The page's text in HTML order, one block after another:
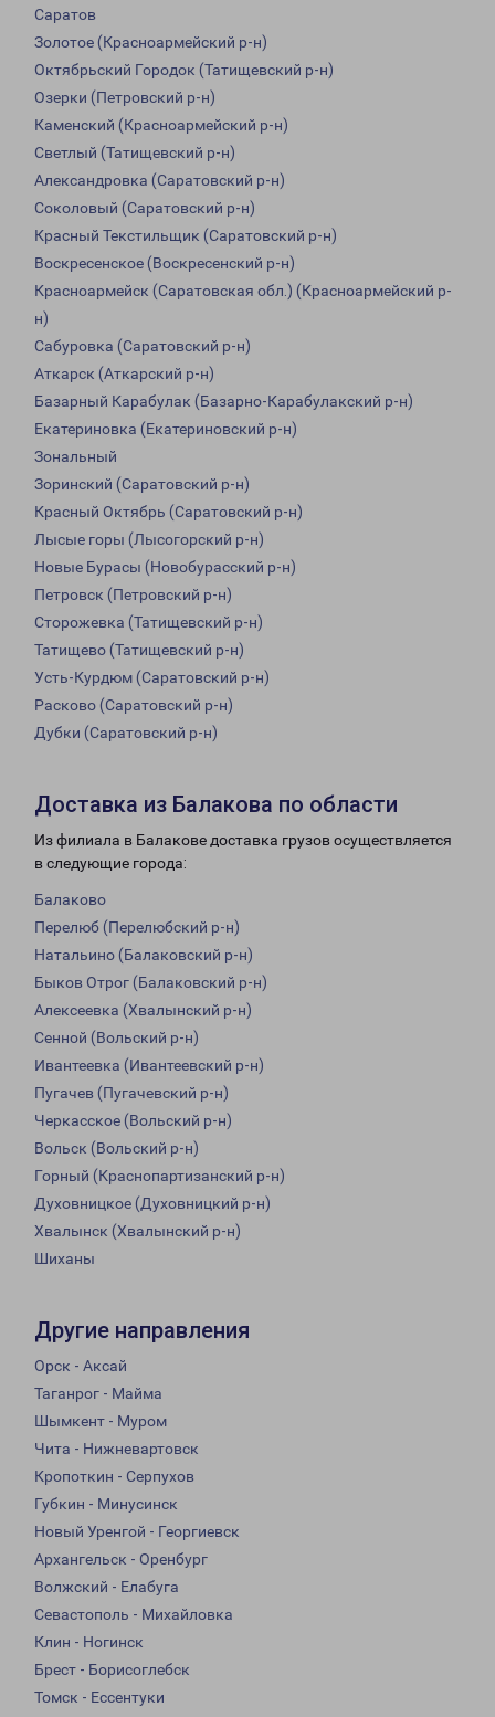
Саратов
Золотое (Красноармейский р-н)
Октябрьский Городок (Татищевский р-н)
Озерки (Петровский р-н)
Каменский (Красноармейский р-н)
Светлый (Татищевский р-н)
Александровка (Саратовский р-н)
Соколовый (Саратовский р-н)
Красный Текстильщик (Саратовский р-н)
Воскресенское (Воскресенский р-н)
Красноармейск (Саратовская обл.) (Красноармейский р-
н)
Сабуровка (Саратовский р-н)
Аткарск (Аткарский р-н)
Базарный Карабулак (Базарно-Карабулакский р-н)
Екатериновка (Екатериновский р-н)
Зональный
Зоринский (Саратовский р-н)
Красный Октябрь (Саратовский р-н)
Лысые горы (Лысогорский р-н)
Новые Бурасы (Новобурасский р-н)
Петровск (Петровский р-н)
Сторожевка (Татищевский р-н)
Татищево (Татищевский р-н)
Усть-Курдюм (Саратовский р-н)
Расково (Саратовский р-н)
Дубки (Саратовский р-н)
Доставка из Балакова по области
Из филиала в Балакове доставка грузов осуществляется
в следующие города:
Балаково
Перелюб (Перелюбский р-н)
Натальино (Балаковский р-н)
Быков Отрог (Балаковский р-н)
Алексеевка (Хвалынский р-н)
Сенной (Вольский р-н)
Ивантеевка (Ивантеевский р-н)
Пугачев (Пугачевский р-н)
Черкасское (Вольский р-н)
Вольск (Вольский р-н)
Горный (Краснопартизанский р-н)
Духовницкое (Духовницкий р-н)
Хвалынск (Хвалынский р-н)
Шиханы
Другие направления
Орск - Аксай
Таганрог - Майма
Шымкент - Муром
Чита - Нижневартовск
Кропоткин - Серпухов
Губкин - Минусинск
Новый Уренгой - Георгиевск
Архангельск - Оренбург
Волжский - Елабуга
Севастополь - Михайловка
Клин - Ногинск
Брест - Борисоглебск
Томск - Ессентуки